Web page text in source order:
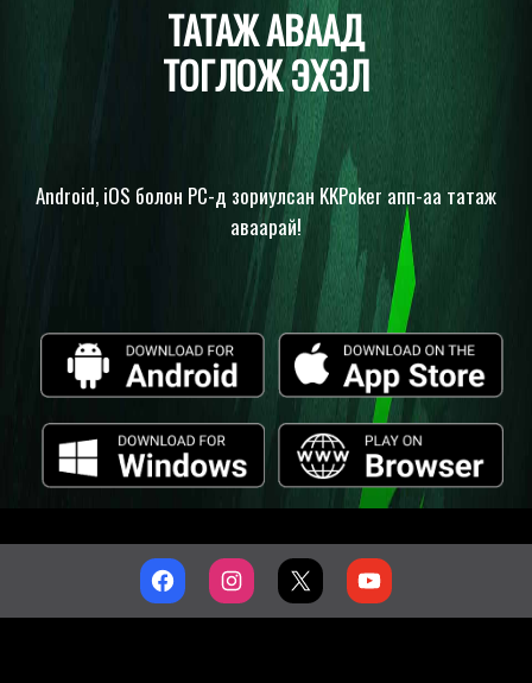
ТАТАЖ АВААД
ТОГЛОЖ ЭХЭЛ
Android, iOS болон PC-д зориулсан KKPoker апп-аа татаж
аваарай!